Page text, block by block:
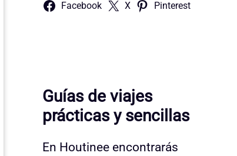
Facebook X Pinterest
Guías de viajes
prácticas y sencillas
En Houtinee encontrarás